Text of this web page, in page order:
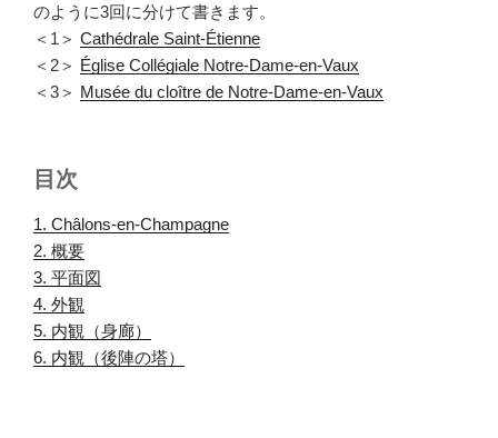
のように3回に分けて書きます。
＜1＞ Cathédrale Saint-Étienne
＜2＞ Église Collégiale Notre-Dame-en-Vaux
＜3＞ Musée du cloître de Notre-Dame-en-Vaux
目次
1. Châlons-en-Champagne
2. 概要
3. 平面図
4. 外観
5. 内観（身廊）
6. 内観（後陣の塔）